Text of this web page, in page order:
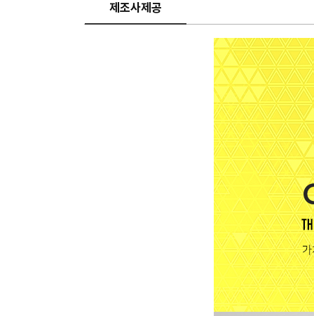
제조사제공